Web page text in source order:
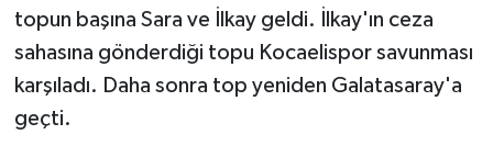
topun başına Sara ve İlkay geldi. İlkay'ın ceza
sahasına gönderdiği topu Kocaelispor savunması
karşıladı. Daha sonra top yeniden Galatasaray'a
geçti.